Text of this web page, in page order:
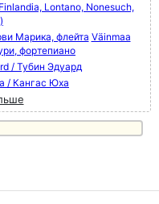
Lontano, Nonesuch,
Марика, флейта Väinmaa
фортепиано
/ Тубин Эдуард
/ Кангас Юха